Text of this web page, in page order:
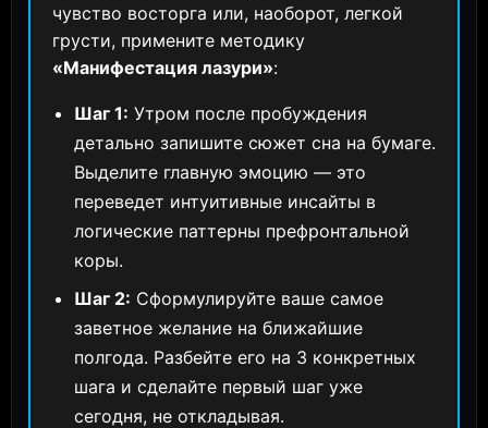
чувство восторга или, наоборот, легкой
грусти, примените методику
«Манифестация лазури»:
Шаг 1: Утром после пробуждения
детально запишите сюжет сна на бумаге.
Выделите главную эмоцию — это
переведет интуитивные инсайты в
логические паттерны префронтальной
коры.
Шаг 2: Сформулируйте ваше самое
заветное желание на ближайшие
полгода. Разбейте его на 3 конкретных
шага и сделайте первый шаг уже
сегодня, не откладывая.